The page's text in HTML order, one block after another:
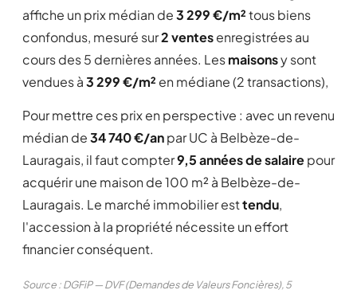
affiche un prix médian de3 299 €/m²tous biens
confondus, mesuré sur2 ventesenregistrées au
cours des 5 dernières années. Lesmaisonsy sont
vendues à3 299 €/m² en médiane (2 transactions),
Pour mettre ces prix en perspective : avec un revenu
médian de34 740 €/anpar UC à Belbèze-de-
Lauragais, il faut compter9,5 années de salairepour
acquérir une maison de 100 m² à Belbèze-de-
Lauragais. Le marché immobilier esttendu,
l'accession à la propriété nécessite un effort
financier conséquent.
Source : DGFiP — DVF (Demandes de Valeurs Foncières), 5